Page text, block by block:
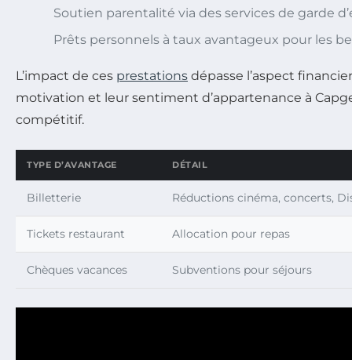
Soutien parentalité via des services de garde
Prêts personnels à taux avantageux pour les
L’impact de ces prestations dépasse l’aspect
motivation et leur sentiment d’appartenance à
compétitif.
TYPE D’AVANTAGE DÉTAIL
Billetterie Réductions cinéma, concerts,
Tickets restaurant Allocation pour repas
Chèques vacances Subventions pour séjours